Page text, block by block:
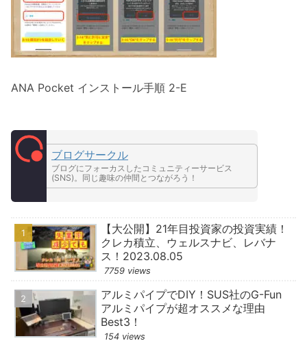
ANA Pocket インストール手順 2-E
ブログサークル
ブログにフォーカスしたコミュニティーサービス
(SNS)。同じ趣味の仲間とつながろう！
【大公開】21年目投資家の投資実績！
クレカ積立、ウェルスナビ、レバナ
ス！2023.08.05
7759 views
アルミパイプでDIY！SUS社のG-Fun
アルミパイプが超オススメな理由
Best3！
154 views